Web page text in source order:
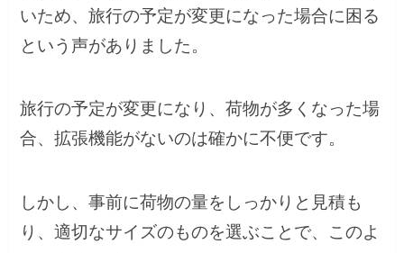
いため、旅行の予定が変更になった場合に困る
という声がありました。
旅行の予定が変更になり、荷物が多くなった場
合、拡張機能がないのは確かに不便です。
しかし、事前に荷物の量をしっかりと見積も
り、適切なサイズのものを選ぶことで、このよ